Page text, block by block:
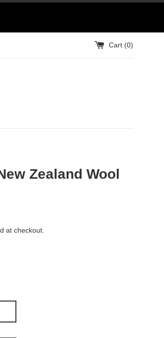
Cart (0)
Zealand Wool
at checkout.